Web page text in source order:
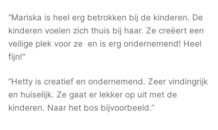
“Mariska is heel erg betrokken bij de kinderen. De
kinderen voelen zich thuis bij haar. Ze creëert een
veilige plek voor ze en is erg ondernemend! Heel
fijn!”
“Hetty is creatief en ondernemend. Zeer vindingrijk
en huiselijk. Ze gaat er lekker op uit met de
kinderen. Naar het bos bijvoorbeeld.”